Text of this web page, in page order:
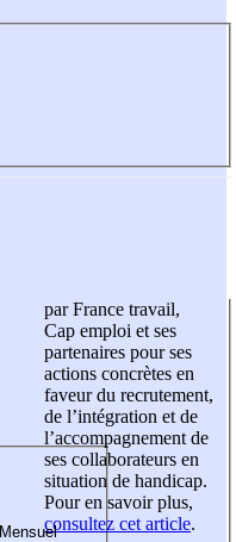
par France travail,
Cap emploi et ses
partenaires pour ses
actions concrètes en
faveur du recrutement,
de l’intégration et de
l’accompagnement de
ses collaborateurs en
situation de handicap.
Pour en savoir plus,
consultez cet article.